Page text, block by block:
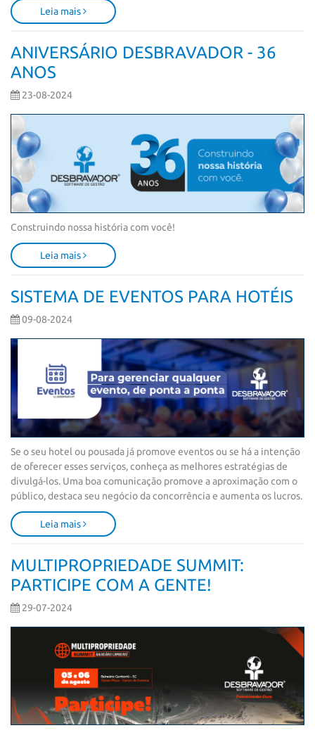
Leia mais
ANIVERSÁRIO DESBRAVADOR - 36
ANOS
23-08-2024
Construindo nossa história com você!
Leia mais
SISTEMA DE EVENTOS PARA HOTÉIS
09-08-2024
Se o seu hotel ou pousada já promove eventos ou se há a intenção
de oferecer esses serviços, conheça as melhores estratégias de
divulgá-los. Uma boa comunicação promove a aproximação com o
público, destaca seu negócio da concorrência e aumenta os lucros.
Leia mais
MULTIPROPRIEDADE SUMMIT:
PARTICIPE COM A GENTE!
29-07-2024